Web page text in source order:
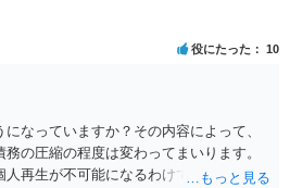
に事故情報（いわゆるブラックリス
５年～１０年ほどは新たに借金をする
や店舗を借りる際，保証会社の審査も
立てて契約する必要がある場合がありま
分する必要はありません。 ・個人再生・
に陥っている以上，事業継続は難しい
続き終了後，新たに事業を行うことは
ともに，裁判所で手続きを進める際に官
，第三者に知られる可能性はゼロではあ
役にたった 10
なっていますか？その内容によって、
の圧縮の程度は変わってまいります。
人再生が不可能になるわけではありませ